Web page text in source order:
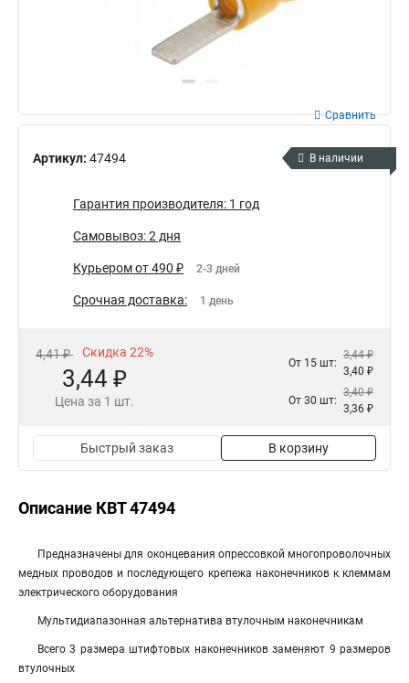
Артикул: 47494
Сравнить
В наличии
Гарантия производителя: 1 год
Самовывоз: 2 дня
Курьером от 490 ₽ 2-3 дней
Срочная доставка: 1 день
4,41 ₽ Скидка 22%
3,44 ₽
Цена за 1 шт.
От 15 шт:
3,44 ₽
3,40 ₽
От 30 шт:
3,40 ₽
3,36 ₽
Быстрый заказ В корзину
Описание КВТ 47494
Предназначены для оконцевания опрессовкой многопроволочных
медных проводов и последующего крепежа наконечников к клеммам
электрического оборудования
Мультидиапазонная альтернатива втулочным наконечникам
Всего 3 размера штифтовых наконечников заменяют 9 размеров
втулочных